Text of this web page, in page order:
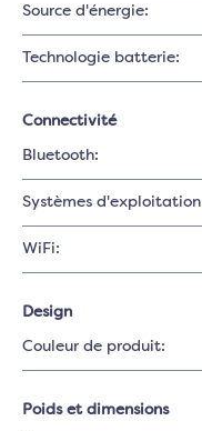
Source d'énergie:
Technologie batterie:
Connectivité
Bluetooth:
Systèmes
WiFi:
Design
Couleur de produit:
Poids et dimensions